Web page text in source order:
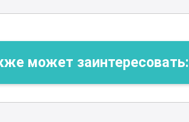
может заинтересовать: